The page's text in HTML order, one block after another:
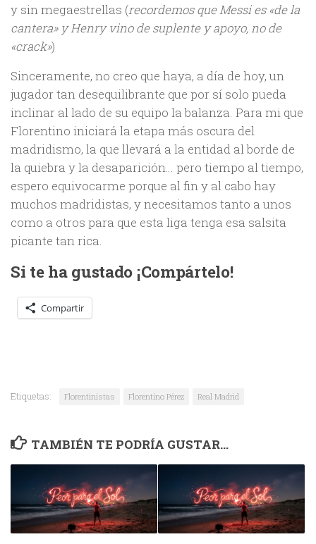
y sin megaestrellas (recordemos que Messi es «de la
cantera» y Henry vino de suplente y apoyo, no de
«crack»)
Sinceramente, no creo que haya, a día de hoy, un
jugador tan desequilibrante que por sí solo pueda
inclinar al lado de su equipo la balanza. Para mi que
Florentino iniciará la etapa más oscura del
madridismo, la que llevará a la entidad al borde de
la quiebra y la desaparición… pero tiempo al tiempo,
espero equivocarme porque al fin y al cabo hay
muchos madridistas, y necesitamos tanto a unos
como a otros para que esta liga tenga esa salsita
picante tan rica.
Si te ha gustado ¡Compártelo!
Compartir
Etiquetas: Florentinistas Florentino Pérez Real Madrid
TAMBIÉN TE PODRÍA GUSTAR...